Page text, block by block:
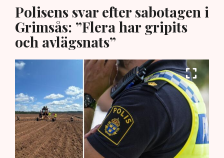
Polisens svar efter sabotagen i
Grimsås: ”Flera har gripits
och avlägsnats”